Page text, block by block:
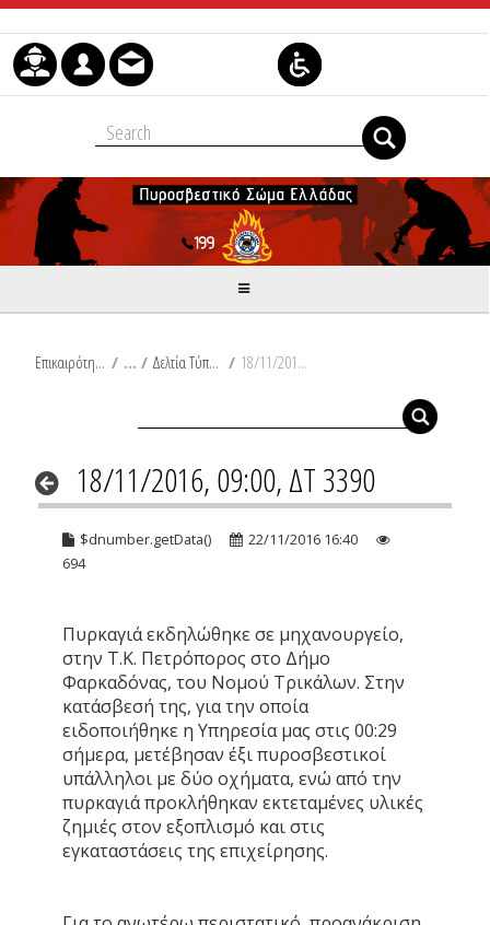
Μετάβαση στο περιεχόμενο
Επικαιρότητα / Δελτία Τύπου / 18/11/2016, 09:00, ΔΤ 3390
18/11/2016, 09:00, ΔΤ 3390
$dnumber.getData()
22/11/2016 16:40
694
Πυρκαγιά εκδηλώθηκε σε μηχανουργείο,
στην Τ.Κ. Πετρόπορος στο Δήμο
Φαρκαδόνας, του Νομού Τρικάλων. Στην
κατάσβεσή της, για την οποία
ειδοποιήθηκε η Υπηρεσία μας στις 00:29
σήμερα, μετέβησαν έξι πυροσβεστικοί
υπάλληλοι με δύο οχήματα, ενώ από την
πυρκαγιά προκλήθηκαν εκτεταμένες υλικές
ζημιές στον εξοπλισμό και στις
εγκαταστάσεις της επιχείρησης.